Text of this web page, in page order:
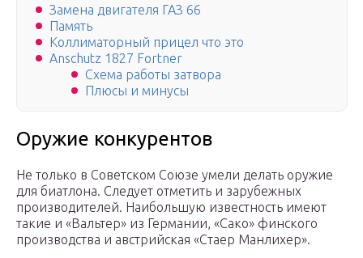
Замена двигателя ГАЗ 66
Память
Коллиматорный прицел что это
Anschutz 1827 Fortner
Схема работы затвора
Плюсы и минусы
Оружие конкурентов
Не только в Советском Союзе умели делать оружие
для биатлона. Следует отметить и зарубежных
производителей. Наибольшую известность имеют
такие и «Вальтер» из Германии, «Сако» финского
производства и австрийская «Стаер Манлихер».